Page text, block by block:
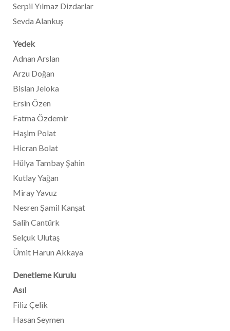
Serpil Yılmaz Dizdarlar
Sevda Alankuş
Yedek
Adnan Arslan
Arzu Doğan
Bislan Jeloka
Ersin Özen
Fatma Özdemir
Haşim Polat
Hicran Bolat
Hülya Tambay Şahin
Kutlay Yağan
Miray Yavuz
Nesren Şamil Kanşat
Salih Cantürk
Selçuk Ulutaş
Ümit Harun Akkaya
Denetleme Kurulu
Asıl
Filiz Çelik
Hasan Seymen